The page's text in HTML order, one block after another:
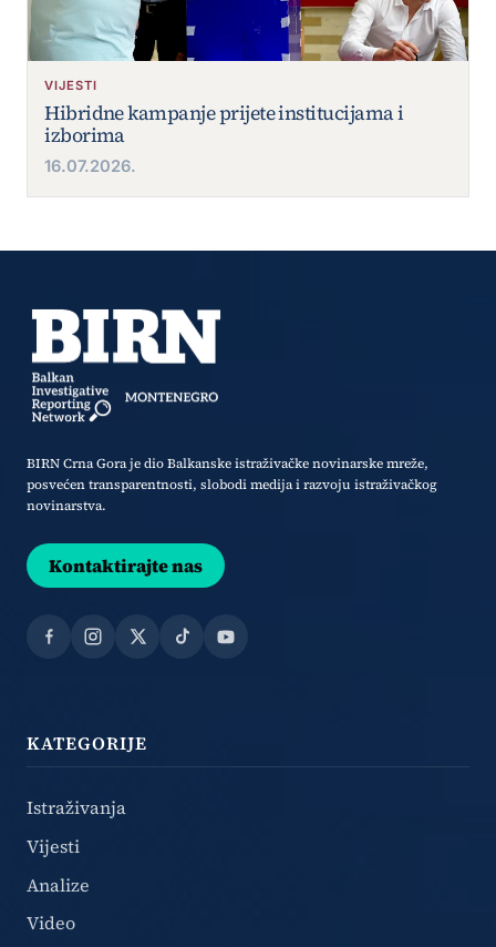
VIJESTI
Hibridne kampanje prijete institucijama i
izborima
16.07.2026.
BIRN Crna Gora je dio Balkanske istraživačke novinarske mreže,
posvećen transparentnosti, slobodi medija i razvoju istraživačkog
novinarstva.
Kontaktirajte nas
Facebook
Instagram
X TikTokYouTube
KATEGORIJE
Istraživanja
Vijesti
Analize
Video